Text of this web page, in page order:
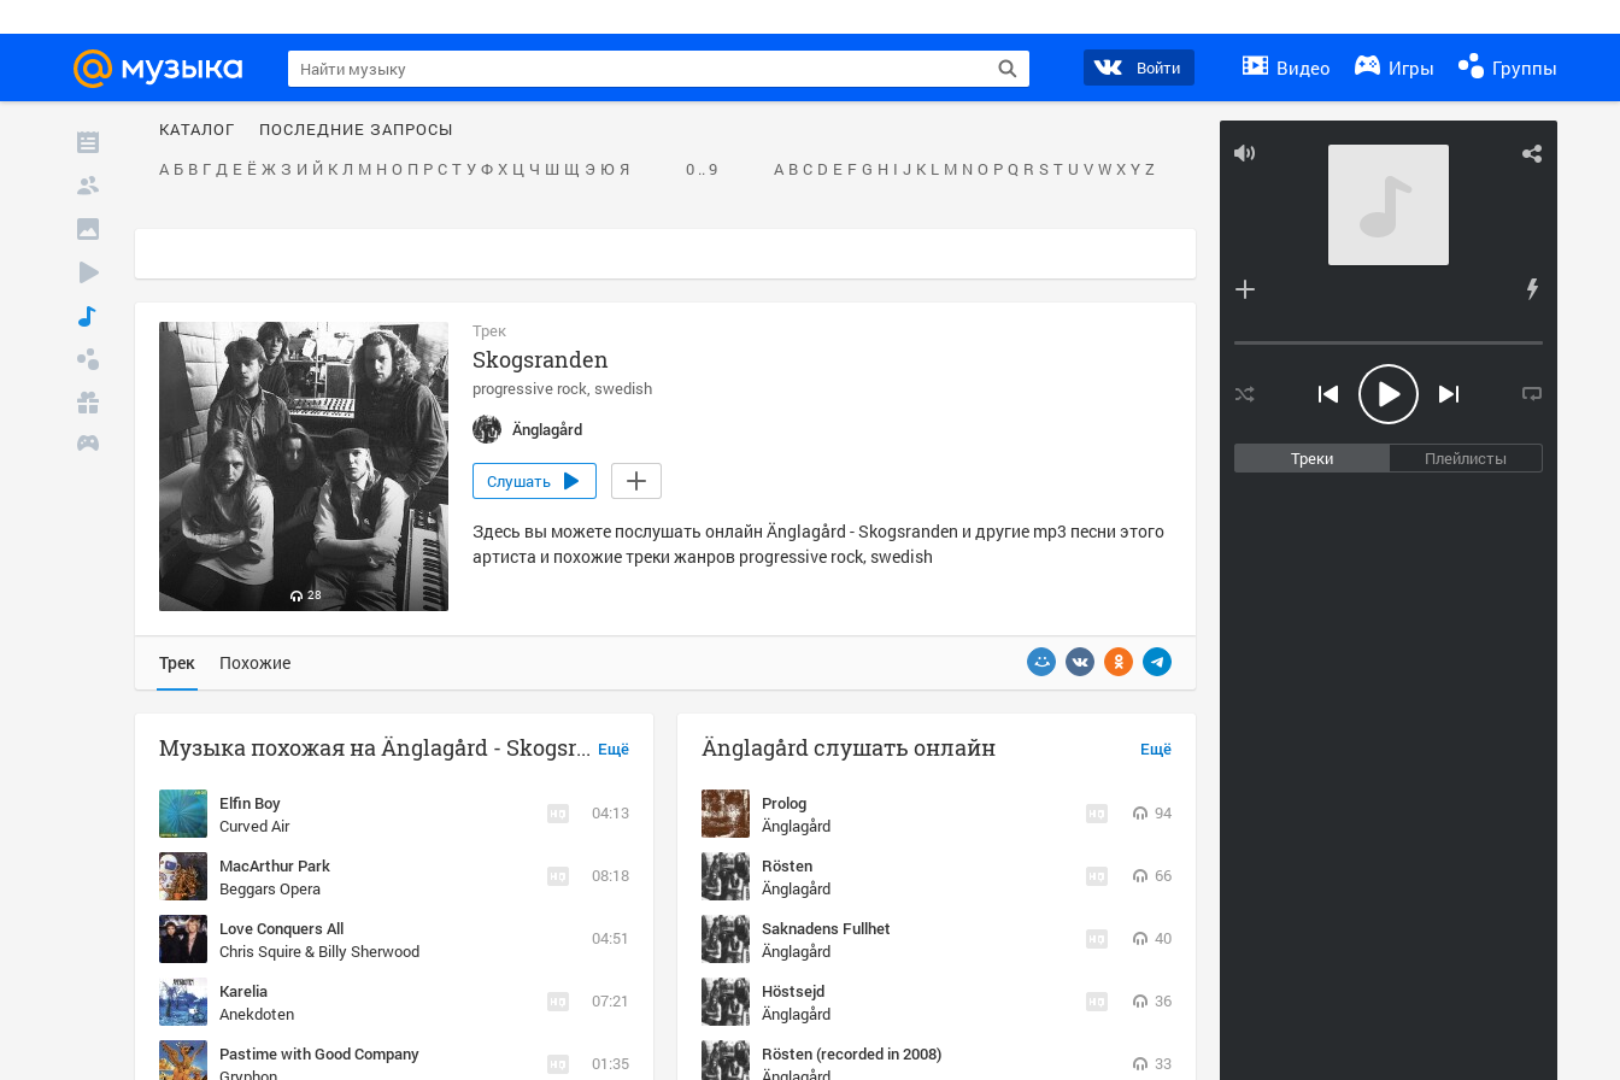
Войти Видео Игры Группы
Треки Плейлисты
КАТАЛОГ
ПОСЛЕДНИЕ ЗАПРОСЫ
А Б В Г Д Е Ё Ж З И Й К Л М Н О П Р С Т У Ф Х Ц Ч Ш Щ Э Ю Я 0 .. 9 A B C D E F G H I J K L M N O P Q R S T U V W X Y Z
28
Трек
Skogsranden
progressive rock swedish
Änglagård
Слушать
Здесь вы можете послушать онлайн Änglagård - Skogsranden и другие mp3 песни этого
артиста и похожие треки жанров progressive rock, swedish
Трек Похожие
Ещё
Музыка похожая на Änglagård - Skogsranden
Elfin Boy
Curved Air
04:13
MacArthur Park
Beggars Opera
08:18
Love Conquers All
Chris Squire & Billy Sherwood
04:51
Karelia
Anekdoten
07:21
Pastime with Good Company
01:35
Ещё
Änglagård слушать онлайн
Prolog
Änglagård
94
Rösten
Änglagård
66
Saknadens Fullhet
Änglagård
40
Höstsejd
Änglagård
36
Rösten (recorded in 2008)
33